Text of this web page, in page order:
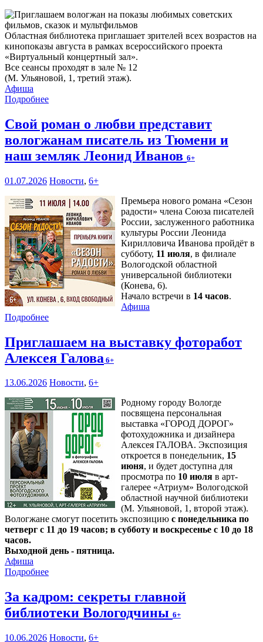
Областная библиотека приглашает зрителей всех возрастов на
кинопоказы августа в рамках всероссийского проекта
«Виртуальный концертный зал».
Все сеансы проходят в зале № 12
(М. Ульяновой, 1, третий этаж).
Афиша
Подробнее
Свой роман о любви представит
вологжанам писатель из Тюмени и
наш земляк Леонид Иванов 6+
01.07.2026 Новости, 6+
Премьера нового романа «Сезон
радости» члена Союза писателей
России, заслуженного работника
культуры России Леонида
Кирилловича Иванова пройдёт в
субботу, 11 июля, в филиале
Вологодской областной
универсальной библиотеки
(Конева, 6).
Начало встречи в 14 часов.
Афиша
Подробнее
Приглашаем на выставку фоторабот
Алексея Галова 6+
13.06.2026 Новости, 6+
Родному городу Вологде
посвящена персональная
выставка «ГОРОД ДОРОГ»
фотохудожника и дизайнера
Алексея ГАЛОВА. Экспозиция
откроется в понедельник, 15
июня, и будет доступна для
просмотра по 10 июля в арт-
галерее «Атриум» Вологодской
областной научной библиотеки
(М. Ульяновой, 1, второй этаж).
Вологжане смогут посетить экспозицию с понедельника по
четверг с 11 до 19 часов; в субботу и воскресенье с 10 до 18
часов.
Выходной день - пятница.
Афиша
Подробнее
За кадром: секреты главной
библиотеки Вологодчины 6+
10.06.2026 Новости, 6+